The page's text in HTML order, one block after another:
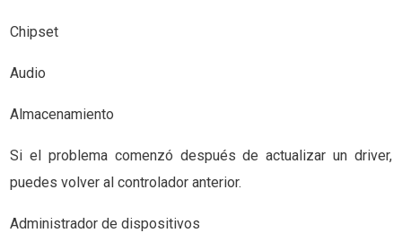
Chipset
Audio
Almacenamiento
Si el problema comenzó después de actualizar un driver,
puedes volver al controlador anterior.
Administrador de dispositivos